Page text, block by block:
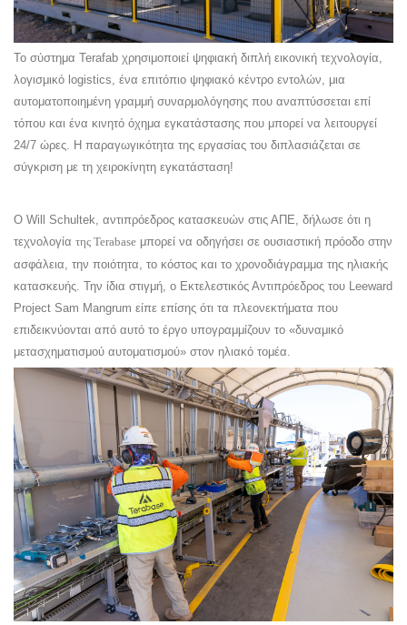
Το σύστημα Terafab χρησιμοποιεί ψηφιακή διπλή εικονική τεχνολογία,
λογισμικό logistics, ένα επιτόπιο ψηφιακό κέντρο εντολών, μια
αυτοματοποιημένη γραμμή συναρμολόγησης που αναπτύσσεται επί
τόπου και ένα κινητό όχημα εγκατάστασης που μπορεί να λειτουργεί
24/7 ώρες. Η παραγωγικότητα της εργασίας του διπλασιάζεται σε
σύγκριση με τη χειροκίνητη εγκατάσταση!
Ο Will Schultek, αντιπρόεδρος κατασκευών στις ΑΠΕ, δήλωσε ότι η
τεχνολογία της Terabase μπορεί να οδηγήσει σε ουσιαστική πρόοδο στην
ασφάλεια, την ποιότητα, το κόστος και το χρονοδιάγραμμα της ηλιακής
κατασκευής. Την ίδια στιγμή, ο Εκτελεστικός Αντιπρόεδρος του Leeward
Project Sam Mangrum είπε επίσης ότι τα πλεονεκτήματα που
επιδεικνύονται από αυτό το έργο υπογραμμίζουν το «δυναμικό
μετασχηματισμού αυτοματισμού» στον ηλιακό τομέα.